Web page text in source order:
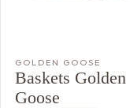
GOLDEN GOOSE
Baskets Golden
Goose